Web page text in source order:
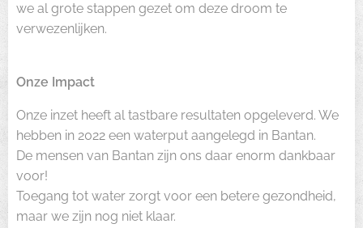
we al grote stappen gezet om deze droom te
verwezenlijken.
Onze Impact
Onze inzet heeft al tastbare resultaten opgeleverd. We
hebben in 2022 een waterput aangelegd in Bantan.
De mensen van Bantan zijn ons daar enorm dankbaar
voor!
Toegang tot water zorgt voor een betere gezondheid,
maar we zijn nog niet klaar.